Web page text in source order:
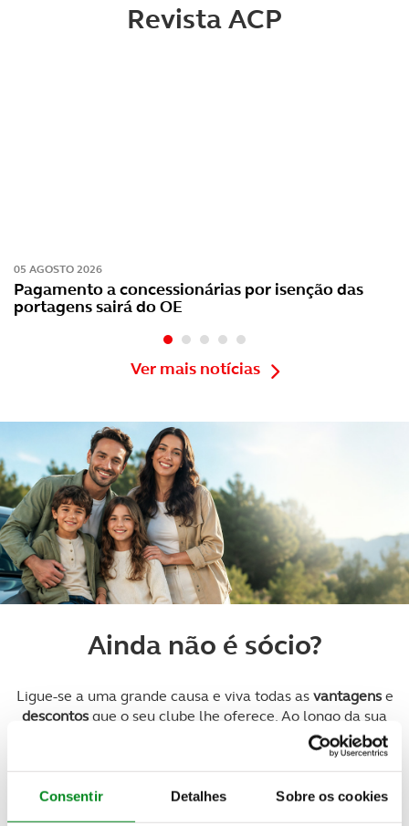
Consentir Detalhes Sobre os cookies
Revista ACP
05 AGOSTO 2026
Pagamento a concessionárias por isenção das
portagens sairá do OE
Ver mais notícias
Ainda não é sócio?
Ligue-se a uma grande causa e viva todas asvantagense
descontosque o seu clube lhe oferece. Ao longo da sua
vida, onde quer que esteja, estamos sempre consigo, a
criar soluções que permitam facilitar o seu dia a dia e a
melhorar a sua experiência de mobilidade.